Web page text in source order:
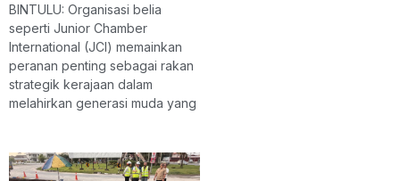
BINTULU: Organisasi belia
seperti Junior Chamber
International (JCI) memainkan
peranan penting sebagai rakan
strategik kerajaan dalam
melahirkan generasi muda yang